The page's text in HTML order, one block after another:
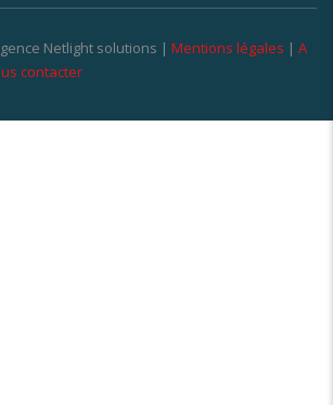
Netlight solutions | Mentions légales | A
contacter